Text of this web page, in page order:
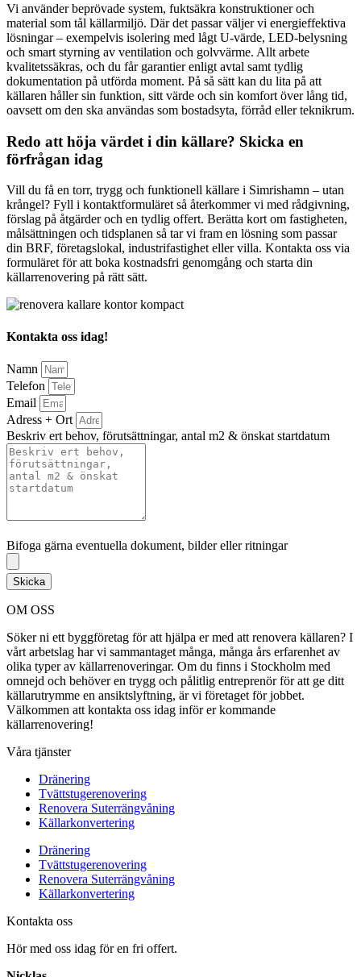
Vi använder beprövade system, fuktsäkra konstruktioner och
material som tål källarmiljö. Där det passar väljer vi energieffektiva
lösningar – exempelvis isolering med lågt U-värde, LED-belysning
och smart styrning av ventilation och golvvärme. Allt arbete
kvalitetssäkras, och du får garantier enligt avtal samt tydlig
dokumentation på utförda moment. På så sätt kan du lita på att
källaren håller sin funktion, sitt värde och sin komfort över lång tid,
oavsett om den ska användas som bostadsyta, förråd eller teknikrum.
Redo att höja värdet i din källare? Skicka en
förfrågan idag
Vill du få en torr, trygg och funktionell källare i Simrishamn – utan
krångel? Fyll i kontaktformuläret så återkommer vi med rådgivning,
förslag på åtgärder och en tydlig offert. Berätta kort om fastigheten,
målsättningen och tidsplanen så tar vi fram en lösning som passar
din BRF, företagslokal, industrifastighet eller villa. Kontakta oss via
formuläret för att boka kostnadsfri genomgång och starta din
källarrenovering på rätt sätt.
Kontakta oss idag!
Namn
Telefon
Email
Adress + Ort
Beskriv ert behov, förutsättningar, antal m2 & önskat startdatum
Bifoga gärna eventuella dokument, bilder eller ritningar
Skicka
OM OSS
Söker ni ett byggföretag för att hjälpa er med att renovera källaren? I
vårt arbetslag har vi sammantaget många, många års erfarenhet av
olika typer av källarrenoveringar. Om du finns i Stockholm med
omnejd och behöver en trygg och pålitlig entreprenör för att ge ditt
källarutrymme en ansiktslyftning, är vi företaget för jobbet.
Välkommen att kontakta oss idag inför er kommande
källarrenovering!
Våra tjänster
Dränering
Tvättstugerenovering
Renovera Suterrängvåning
Källarkonvertering
Dränering
Tvättstugerenovering
Renovera Suterrängvåning
Källarkonvertering
Kontakta oss
Hör med oss idag för en fri offert.